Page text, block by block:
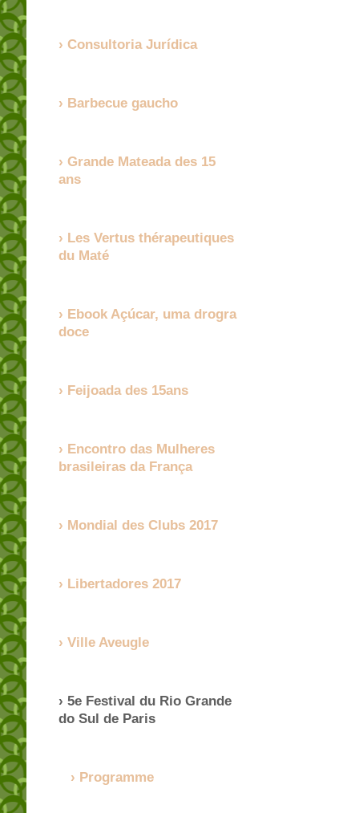
Consultoria Jurídica
Barbecue gaucho
Grande Mateada des 15
ans
Les Vertus thérapeutiques
du Maté
Ebook Açúcar, uma drogra
doce
Feijoada des 15ans
Encontro das Mulheres
brasileiras da França
Mondial des Clubs 2017
Libertadores 2017
Ville Aveugle
5e Festival du Rio Grande
do Sul de Paris
Programme